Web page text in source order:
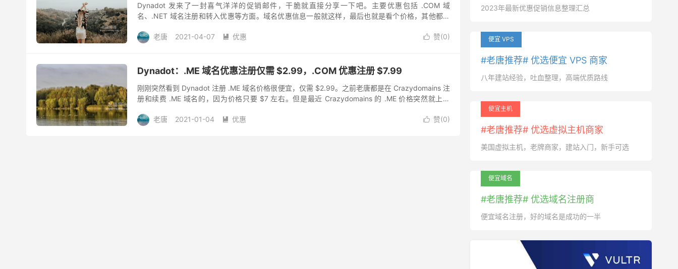
Dynadot 发来了一封喜气洋洋的促销邮件，干脆就直接分享一下吧。主要优惠包括 .COM 域
名、.NET 域名注册和转入优惠等方面。域名优惠信息一般就这样，最后也就是看个价格，其他都不
 赞(0)
老唐 2021-04-07  优惠
Dynadot：.ME 域名优惠注册仅需 $2.99，.COM 优惠注册 $7.99
刚刚突然看到 Dynadot 注册 .ME 域名价格很便宜，仅需 $2.99。之前老唐都是在 Crazydomains 注
册和续费 .ME 域名的，因为价格只要 $7 左右。但是最近 Crazydomains 的 .ME 价格突然就上涨
 赞(0)
老唐 2021-01-04  优惠
2023年最新优惠促销信息整理汇总
便宜 VPS
#老唐推荐# 优选便宜 VPS 商家
八年建站经验，吐血整理，高端优质路线
便宜主机
#老唐推荐# 优选虚拟主机商家
美国虚拟主机，老牌商家，建站入门，新手可选
便宜域名
#老唐推荐# 优选域名注册商
便宜域名注册，好的域名是成功的一半